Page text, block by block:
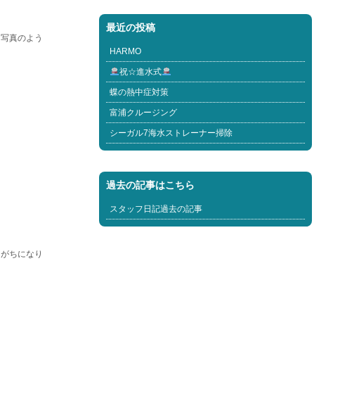
真のよう
ちになり
最近の投稿
HARMO
祝☆進水式
蝶の熱中症対策
富浦クルージング
シーガル7海水ストレーナー掃除
過去の記事はこちら
スタッフ日記過去の記事